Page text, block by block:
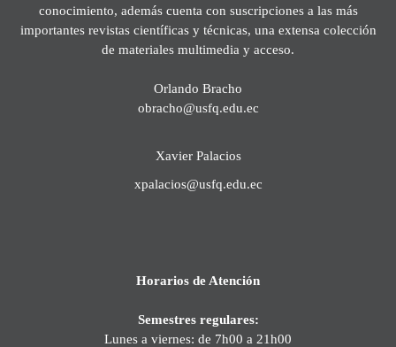
conocimiento, además cuenta con suscripciones a las más
importantes revistas científicas y técnicas, una extensa colección
de materiales multimedia y acceso.
Orlando Bracho
obracho@usfq.edu.ec
Xavier Palacios
xpalacios@usfq.edu.ec
Horarios de Atención
Semestres regulares:
Lunes a viernes: de 7h00 a 21h00